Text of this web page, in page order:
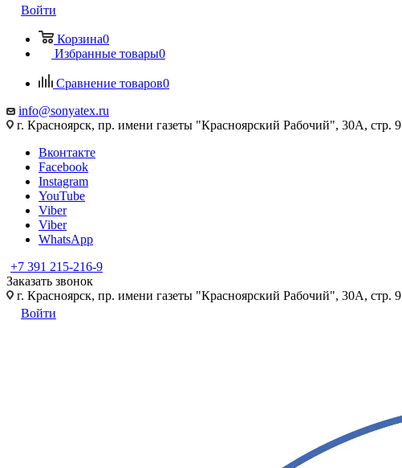
Войти
Корзина0
Избранные товары0
Сравнение товаров0
info@sonyatex.ru
г. Красноярск, пр. имени газеты "Красноярский Рабочий", 30А, стр. 9
Вконтакте
Facebook
Instagram
YouTube
Viber
Viber
WhatsApp
+7 391 215-216-9
Заказать звонок
г. Красноярск, пр. имени газеты "Красноярский Рабочий", 30А, стр. 9
Войти